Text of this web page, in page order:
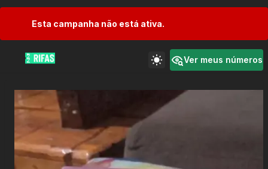
Esta campanha não está ativa.
Ver meus números